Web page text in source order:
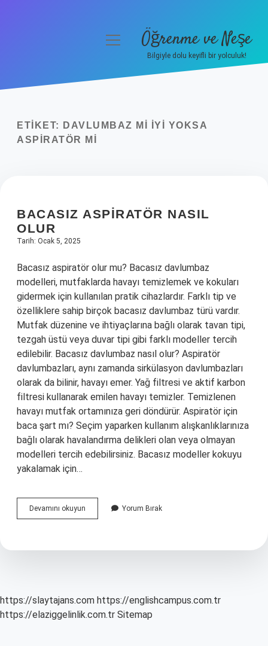
Yasal Uyarı
menüyüÖğrenme ve Neşe
Bilgiyle dolu keyifli bir yolculuk!
ETIKET:
DAVLUMBAZ MI IYI YOKSA
ASPIRATÖR MI
BACASIZ ASPIRATÖR NASIL
OLUR
Tarih: Ocak 5, 2025
Bacasız aspiratör olur mu? Bacasız davlumbaz
modelleri, mutfaklarda havayı temizlemek ve kokuları
gidermek için kullanılan pratik cihazlardır. Farklı tip ve
özelliklere sahip birçok bacasız davlumbaz türü vardır.
Mutfak düzenine ve ihtiyaçlarına bağlı olarak tavan tipi,
tezgah üstü veya duvar tipi gibi farklı modeller tercih
edilebilir. Bacasız davlumbaz nasıl olur? Aspiratör
davlumbazları, aynı zamanda sirkülasyon davlumbazları
olarak da bilinir, havayı emer. Yağ filtresi ve aktif karbon
filtresi kullanarak emilen havayı temizler. Temizlenen
havayı mutfak ortamınıza geri döndürür. Aspiratör için
baca şart mı? Seçim yaparken kullanım alışkanlıklarınıza
bağlı olarak havalandırma delikleri olan veya olmayan
modelleri tercih edebilirsiniz. Bacasız modeller kokuyu
yakalamak için…
Devamını okuyun Bacasız
Aspiratör
Yorum Bırak
https://slaytajans.com https://englishcampus.com.tr
https://elaziggelinlik.com.tr Sitemap